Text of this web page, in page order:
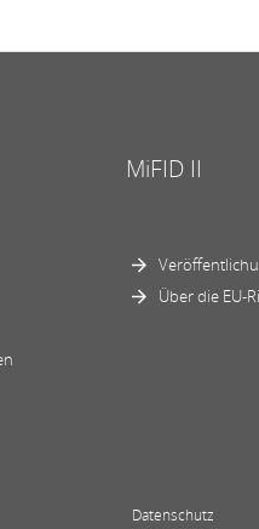
MiFID II
Über die EU-
Datenschutz